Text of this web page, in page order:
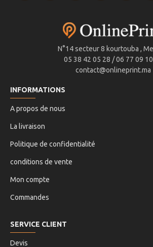
N°14 secteur 8 kourtouba ,
05 38 42 05 28 / 06 77 09
contact@onlineprint.ma
INFORMATIONS
A propos de nous
La livraison
Politique de confidentialité
conditions de vente
Mon compte
Commandes
SERVICE CLIENT
Devis